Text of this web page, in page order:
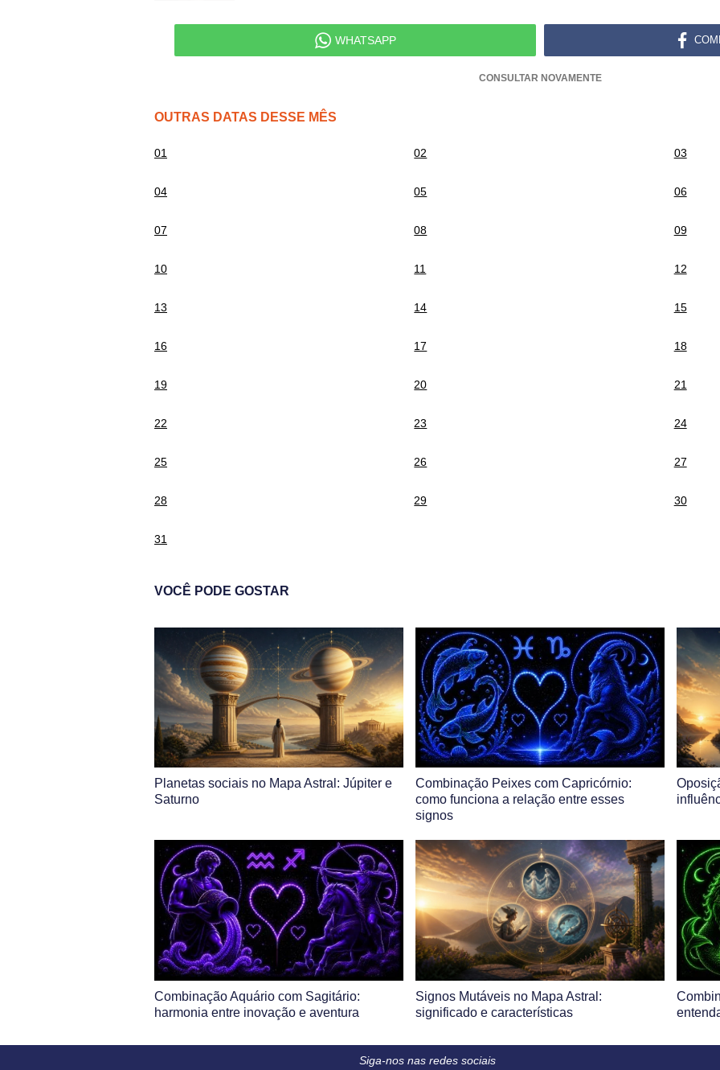
WHATSAPP
CONSULTAR NOVAMENTE
OUTRAS DATAS DESSE MÊS
01 02 03
04 05 06
07 08 09
10 11 12
13 14 15
16 17 18
19 20 21
22 23 24
25 26 27
28 29 30
31
VOCÊ PODE GOSTAR
Planetas sociais no Mapa Astral: Júpiter e
Saturno
Combinação Peixes com Capricórnio:
como funciona a relação entre esses
signos
Combinação Aquário com Sagitário:
harmonia entre inovação e aventura
Signos Mutáveis no Mapa Astral:
significado e características
Siga-nos nas redes sociais